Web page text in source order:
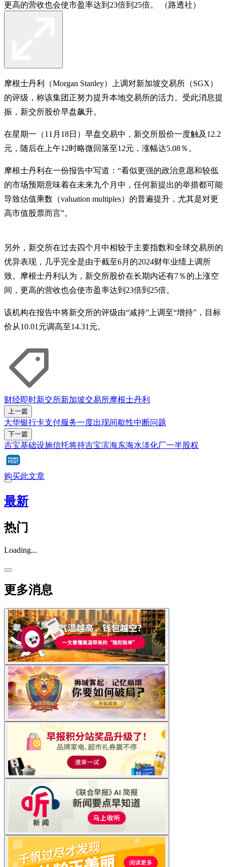
更高的营收也会使市盈率达到23倍到25倍。 （路透社）
摩根士丹利（Morgan Stanley）上调对新加坡交易所（SGX）
的评级，称该集团正努力提升本地交易所的活力。受此消息提
振，新交所股价早盘飙升。
在星期一（11月18日）早盘交易中，新交所股价一度触及12.2
元，随后在上午12时略微回落至12元，涨幅达5.08％。
摩根士丹利在一份报告中写道：“看似更强的政治意愿和较低
的市场预期意味着在未来九个月中，任何新提出的举措都可能
导致估值乘数（valuation multiples）的普遍提升，尤其是对更
高市值股票而言”。
另外，新交所在过去四个月中相较于主要指数和全球交易所的
优异表现，几乎完全是由于截至6月的2024财年业绩上调所
致。摩根士丹利认为，新交所股价在长期内还有7％的上涨空
间，更高的营收也会使市盈率达到23倍到25倍。
该机构在报告中将新交所的评级由“减持”上调至“增持”，目标
价从10.01元调高至14.31元。
财经即时新交所新加坡交易所摩根士丹利
上一篇
大华银行卡支付服务一度出现间歇性中断问题
下一篇
吉宝基础设施信托将持吉宝滨海东海水淡化厂一半股权
购买此文章
最新
热门
Loading...
更多消息